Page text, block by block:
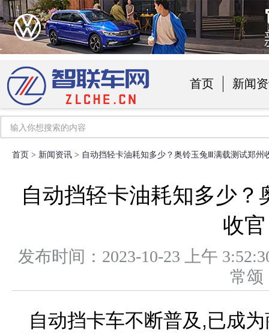
首页 新闻
首页 > 新闻资讯 > 自动挡轻卡油耗知多少？奥铃玉兔Ⅲ满载测试郑州
自动挡轻卡油耗知多少
收
发布时间：2023-10-23 上午
常
自动挡卡车不断普及,已成